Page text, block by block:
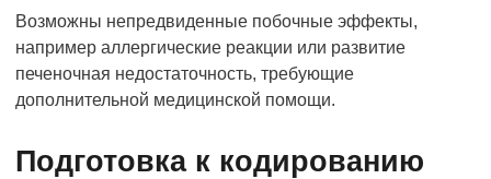
Возможны непредвиденные побочные эффекты,
например аллергические реакции или развитие
печеночная недостаточность, требующие
дополнительной медицинской помощи.
Подготовка к кодированию